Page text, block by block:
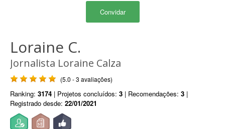
Convidar
Loraine C.
Jornalista Loraine Calza
(5.0 - 3 avaliações)
Ranking: 3174 | Projetos concluídos: 3 | Recomendações: 3 |
Registrado desde: 22/01/2021